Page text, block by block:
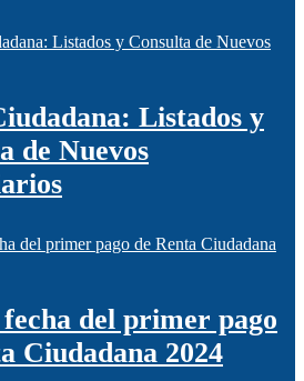
Listados y
de Nuevos
del primer pago
Ciudadana 2024